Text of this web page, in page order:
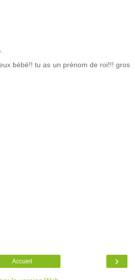
bébé!! tu as un prénom de roi!!! gros
›
Accueil